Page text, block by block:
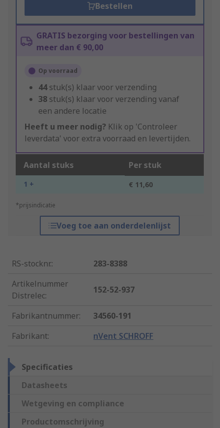
Bestellen
GRATIS bezorging voor bestellingen van
meer dan € 90,00
Op voorraad
44stuk(s) klaar voor verzending
38 stuk(s) klaar voor verzending vanaf
een andere locatie
Heeft u meer nodig? Klik op 'Controleer
leverdata' voor extra voorraad en levertijden.
Aantal stuks Per stuk
1 + € 11,60
*prijsindicatie
Voeg toe aan onderdelenlijst
RS-stocknr.:
283-8388
Artikelnummer
Distrelec:
152-52-937
Fabrikantnummer:
34560-191
Fabrikant: nVent SCHROFF
Specificaties
Datasheets
Wetgeving en compliance
Productomschrijving